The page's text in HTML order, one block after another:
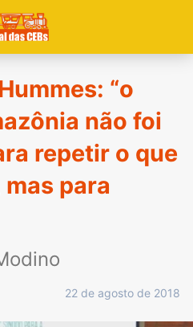
“o
não foi
repetir o que
para
22 de agosto de 2018